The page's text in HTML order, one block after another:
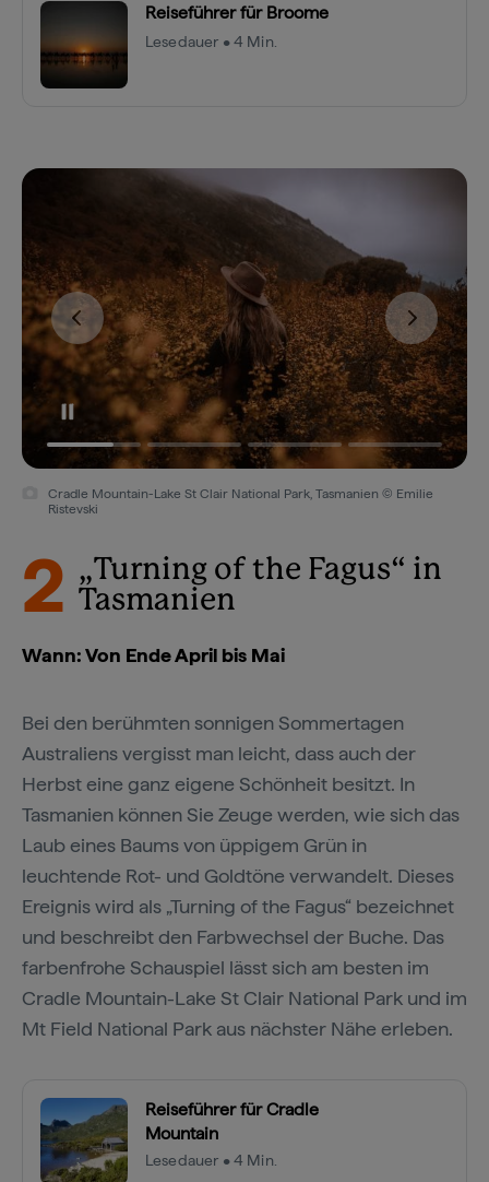
Reiseführer für Broome
Lesedauer • 4 Min.
Cradle Mountain-Lake St Clair National Park, Tasmanien © Emilie
Ristevski
2 „Turning of the Fagus“ in
Tasmanien
Wann: Von Ende April bis Mai
Bei den berühmten sonnigen Sommertagen
Australiens vergisst man leicht, dass auch der
Herbst eine ganz eigene Schönheit besitzt. In
Tasmanien können Sie Zeuge werden, wie sich das
Laub eines Baums von üppigem Grün in
leuchtende Rot- und Goldtöne verwandelt. Dieses
Ereignis wird als „Turning of the Fagus“ bezeichnet
und beschreibt den Farbwechsel der Buche. Das
farbenfrohe Schauspiel lässt sich am besten im
Cradle Mountain-Lake St Clair National Park und im
Mt Field National Park aus nächster Nähe erleben.
Reiseführer für Cradle
Mountain
Lesedauer • 4 Min.